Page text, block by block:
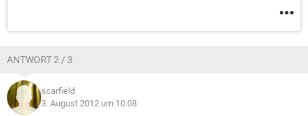
ANTWORT 2 / 3
scarfield
3. August 2012 um 10:08